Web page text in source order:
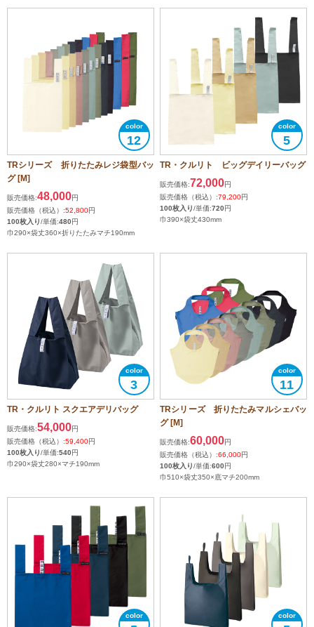
12
TRシリーズ 折りたたみレジ袋型バッ
グ [M]
販売価格:48,000円
販売価格（税込）:52,800円
100枚入り/単価:480円
巾290×袋丈360×折りたたみマチ190mm
5
TR・クルリト ビッグデイリーバッグ
販売価格:72,000円
販売価格（税込）:79,200円
100枚入り/単価:720円
巾390×袋丈430mm
3
TR・クルリト スクエアデリバッグ
販売価格:54,000円
販売価格（税込）:59,400円
100枚入り/単価:540円
巾290×袋丈280×マチ190mm
11
TRシリーズ 折りたたみマルシェバッ
グ [M]
販売価格:60,000円
販売価格（税込）:66,000円
100枚入り/単価:600円
巾510×袋丈350×底マチ200mm